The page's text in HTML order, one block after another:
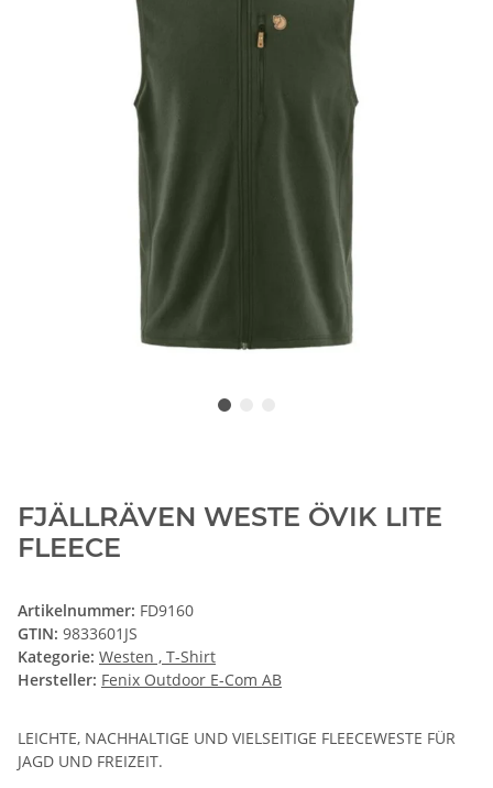
FJÄLLRÄVEN WESTE ÖVIK LITE
FLEECE
Artikelnummer: FD9160
GTIN: 9833601JS
Kategorie: Westen , T-Shirt
Hersteller: Fenix Outdoor E-Com AB
LEICHTE, NACHHALTIGE UND VIELSEITIGE FLEECEWESTE FÜR
JAGD UND FREIZEIT.